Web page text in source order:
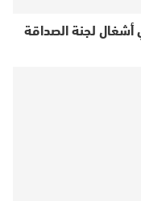
أشغال لجنة الصداقة